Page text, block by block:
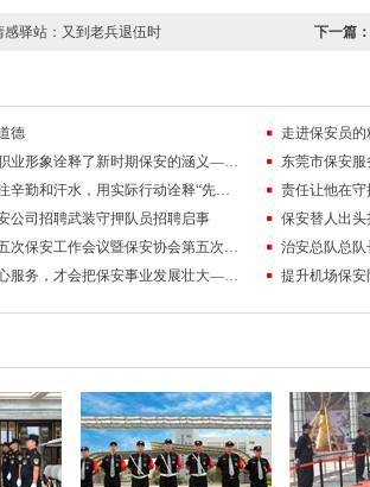
感驿站：又到老兵退伍时 下一篇：
德
走进保安员
用英勇无畏的职业形象诠释了新时期保安的涵义——记东莞市保安服务公司保安员黄麒麟
对保安工作倾注辛勤和汗水，用实际行动诠释“先锋”的含义
公司招聘武装守押队员招聘启事
保安替人出
广东省召开第五次保安工作会议暨保安协会第五次会员代表大会
倾其真情，热心服务，才会把保安事业发展壮大——东莞保安公司队伍管理纪实